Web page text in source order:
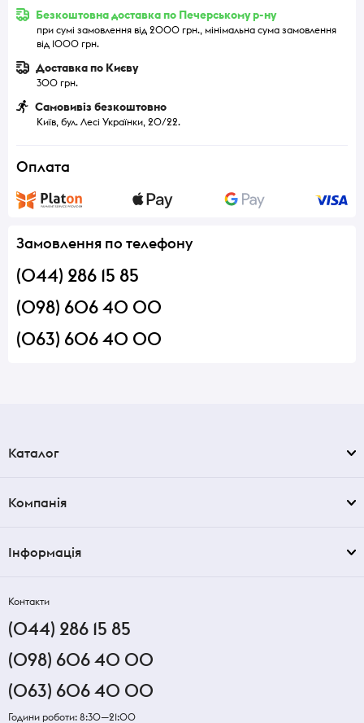
Безкоштовна доставка по Печерському р-ну
при сумі замовлення від 2000 грн., мінімальна сума замовлення
від 1000 грн.
Доставка по Києву
300 грн.
Самовивіз безкоштовно
Київ, бул. Лесі Українки, 20/22.
Оплата
Замовлення по телефону
(044) 286 15 85
(098) 606 40 00
(063) 606 40 00
Каталог
Компанія
Інформація
Контакти
(044) 286 15 85
(098) 606 40 00
(063) 606 40 00
Години роботи: 8:30—21:00